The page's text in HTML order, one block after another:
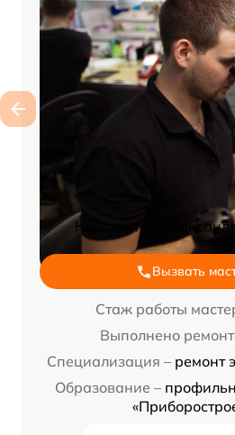
Константин
Вызвать
Стаж работы
Выполнено
Специализация – ремонт
Образование –